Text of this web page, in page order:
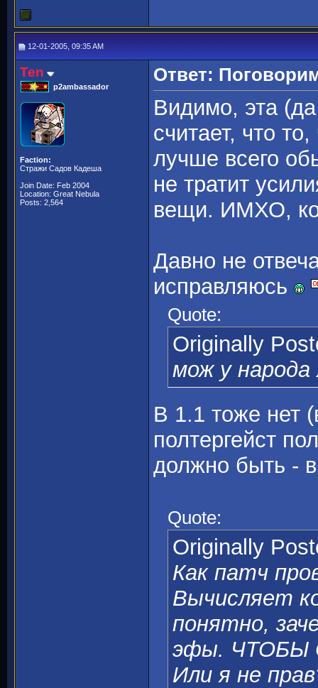
12-01-2005, 09:35 AM
Ten
p2ambassador
Faction:
Стражи Садов Кадеша
Join Date: Feb 2004
Location: Great Nebula
Posts: 2,564
Ответ:
Видимо, эта
считает, что
лучше всего
не тратит
вещи. ИМХО,
Давно не
исправляюсь
Quote:
Originally
мож у народа
В 1.1 тоже нет
полтергейст
должно быть -
Quote:
Originally
Как патч
Вычисляет
понятно,
эфы. ЧТОБЫ
Или я не